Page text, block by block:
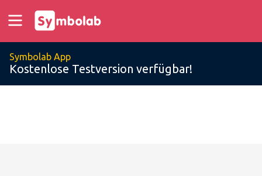
Symbolab App
Kostenlose Testversion verfügbar!